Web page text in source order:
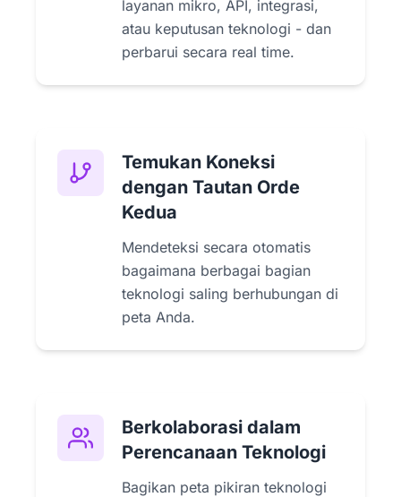
layanan mikro, API, integrasi,
atau keputusan teknologi - dan
perbarui secara real time.
Temukan Koneksi
dengan Tautan Orde
Kedua
Mendeteksi secara otomatis
bagaimana berbagai bagian
teknologi saling berhubungan di
peta Anda.
Berkolaborasi dalam
Perencanaan Teknologi
Bagikan peta pikiran teknologi